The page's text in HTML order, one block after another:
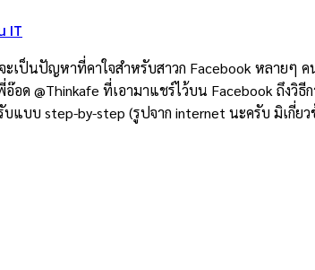
IT
เป็นปัญหาที่คาใจสำหรับสาวก Facebook หลายๆ
ด @Thinkafe ที่เอามาแชร์ไว้บน Facebook ถึงวิธี
แบบ step-by-step (รูปจาก internet นะครับ มิเกี่ย